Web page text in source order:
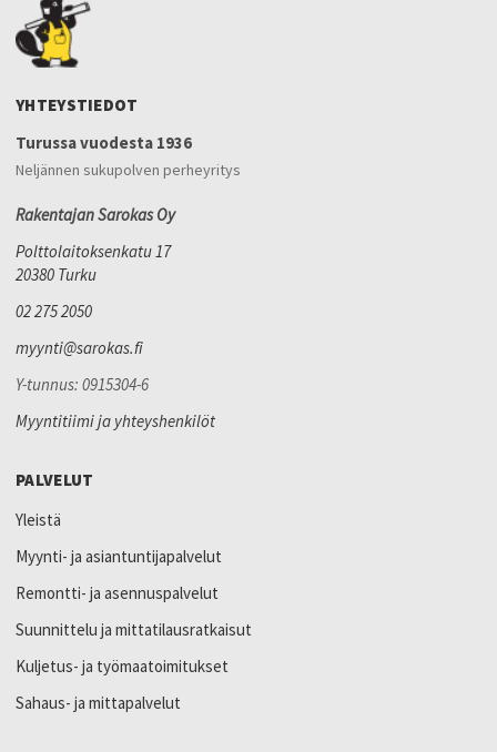
YHTEYSTIEDOT
Turussa vuodesta 1936
Neljännen sukupolven perheyritys
Rakentajan Sarokas Oy
Polttolaitoksenkatu 17
20380 Turku
02 275 2050
myynti@sarokas.fi
Y-tunnus: 0915304-6
Myyntitiimi ja yhteyshenkilöt
PALVELUT
Yleistä
Myynti- ja asiantuntijapalvelut
Remontti- ja asennuspalvelut
Suunnittelu ja mittatilausratkaisut
Kuljetus- ja työmaatoimitukset
Sahaus- ja mittapalvelut